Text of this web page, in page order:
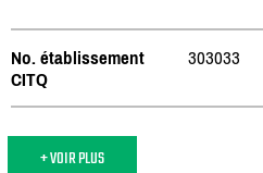
No. établissement
CITQ
303033
+ VOIR PLUS